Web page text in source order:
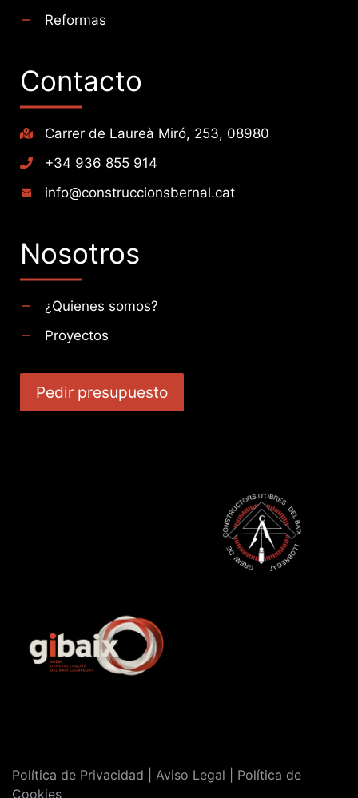
Reformas
Contacto
Carrer de Laureà Miró, 253, 08980
+34 936 855 914
info@construccionsbernal.cat
Nosotros
¿Quienes somos?
Proyectos
Pedir presupuesto
Política de Privacidad | Aviso Legal | Política de
Cookies